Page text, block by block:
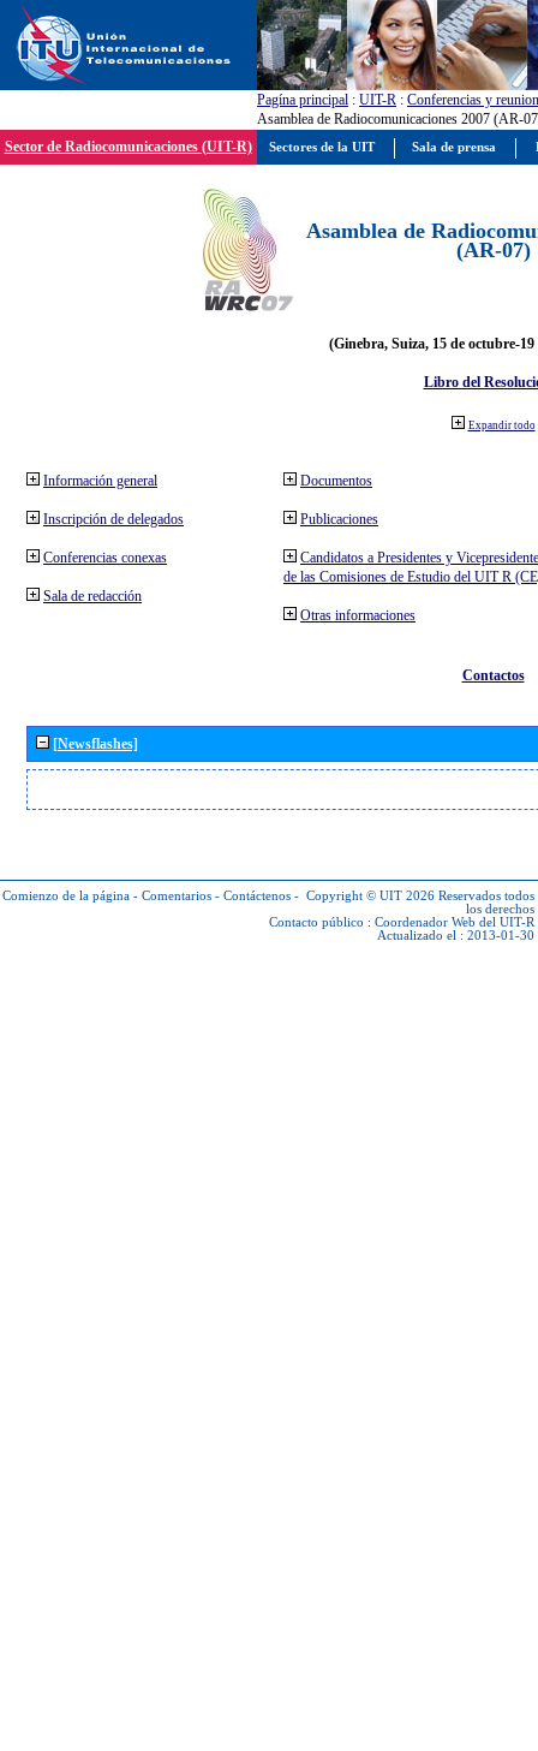
Pagína principal : UIT-R : Conferencias y
Asamblea de Radiocomunicaciones 2007 (AR-
Sector de Radiocomunicaciones (UIT-R)
Asamblea de
(AR-07)
(Ginebra, Suiza, 15 de octubre-19
Libro del
Expandir todo
Información general
Inscripción de delegados
Conferencias conexas
Sala de redacción
Documentos
Publicaciones
Candidatos a Presidentes y
de las Comisiones de Estudio del UIT R
Otras informaciones
Contactos
[Newsflashes]
Comienzo de la página - Comentarios - Contáctenos - Copyright © UIT 2026 Reservados todos
los derechos
Contacto público : Coordenador Web del UIT-R
Actualizado el : 2013-01-30
Sectores de la UIT Sala de prensa